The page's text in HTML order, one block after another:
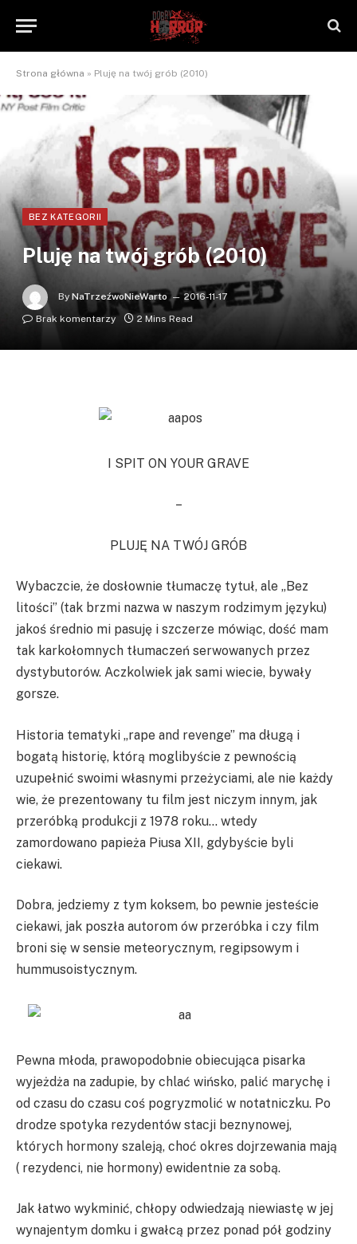
Strona główna » Pluję na twój grób (2010)
BEZ KATEGORII
Pluję na twój grób (2010)
By NaTrzeźwoNieWarto
2016-11-17
Brak komentarzy
2 Mins Read
I SPIT ON YOUR GRAVE
–
PLUJĘ NA TWÓJ GRÓB
Wybaczcie, że dosłownie tłumaczę tytuł, ale „Bez
litości” (tak brzmi nazwa w naszym rodzimym języku)
jakoś średnio mi pasuję i szczerze mówiąc, dość mam
tak karkołomnych tłumaczeń serwowanych przez
dystybutorów. Aczkolwiek jak sami wiecie, bywały
gorsze.
Historia tematyki „rape and revenge” ma długą i
bogatą historię, którą moglibyście z pewnością
uzupełnić swoimi własnymi przeżyciami, ale nie każdy
wie, że prezentowany tu film jest niczym innym, jak
przeróbką produkcji z 1978 roku… wtedy
zamordowano papieża Piusa XII, gdybyście byli
ciekawi.
Dobra, jedziemy z tym koksem, bo pewnie jesteście
ciekawi, jak poszła autorom ów przeróbka i czy film
broni się w sensie meteorycznym, regipsowym i
hummusoistycznym.
Pewna młoda, prawopodobnie obiecująca pisarka
wyjeżdża na zadupie, by chlać wińsko, palić marychę i
od czasu do czasu coś pogryzmolić w notatniczku. Po
drodze spotyka rezydentów stacji beznynowej,
których hormony szaleją, choć okres dojrzewania mają
( rezydenci, nie hormony) ewidentnie za sobą.
Jak łatwo wykminić, chłopy odwiedzają niewiastę w jej
wynajentym domku i gwałcą przez ponad pół godziny